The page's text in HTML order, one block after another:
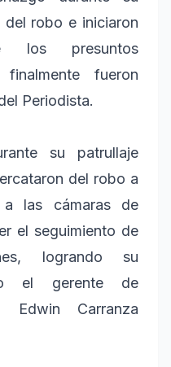
del robo e iniciaron
los presuntos
finalmente fueron
Periodista.
su patrullaje
del robo a
a las cámaras de
el seguimiento de
logrando su
el gerente de
Edwin Carranza